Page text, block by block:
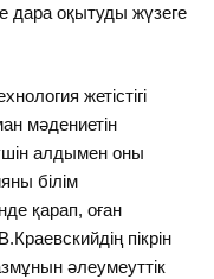
дара оқытуды жүзеге
жетістігі
мәдениетін
алдымен оны
білім
қарап, оған
пікрін
әлеумеуттік